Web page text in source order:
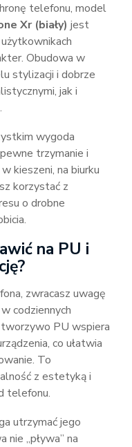
telefonu, model
Xr (biały) jest
Obudowa w
stylizacji i dobrze
jak i
wygoda
trzymanie i
kieszeni, na biurku
korzystać z
o drobne
na PU i
zwracasz uwagę
codziennych
tworzywo PU wspiera
co ułatwia
To
z estetyką i
telefonu.
utrzymać jego
„pływa” na